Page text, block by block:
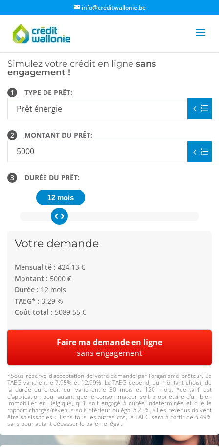
info@creditwallonie.be
Simulez votre crédit en ligne sans
engagement !
1 TYPE DE PRÊT:
2 MONTANT DU PRÊT:
3 DURÉE DU PRÊT:
12 mois
Votre demande
Mensualité : 424,13 €
Montant : 5000 €
Durée : 12 mois
TAEG* : 3.29 %
Coût total : 5089,55 €
Faire ma demande en ligne
sans engagement
*Sous réserve d'acceptation de votre demande par l'organisme prêteur. Le
TAEG varie entre 7,95% et 12,99%. Le TAEG dépend, du montant choisi, de
la durée du crédit qui varie entre 30 mois et 120 mois. *ce tarif est
d'application pour autant que le consommateur soit propriétaire d'un bien
immobilier en Belgique, qu'il soit engagé à durée indéterminée et que le
rapport charges/revenus soit inférieur ou égal à 25%. « Les revenus doivent
être saisissables ». Dans tous les autres cas, le TAEG sera à partir de 6.49%
sans pour autant dépasser le barême légal.